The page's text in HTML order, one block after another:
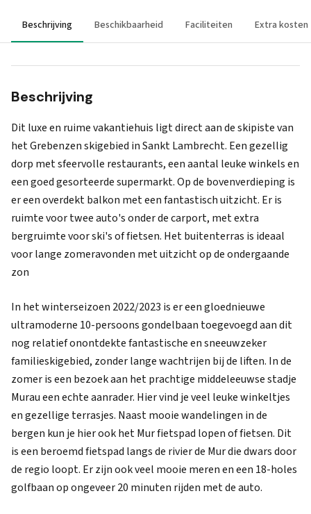
Beschrijving Beschikbaarheid Faciliteiten Extra kosten
Beschrijving
Dit luxe en ruime vakantiehuis ligt direct aan de skipiste van
het Grebenzen skigebied in Sankt Lambrecht. Een gezellig
dorp met sfeervolle restaurants, een aantal leuke winkels en
een goed gesorteerde supermarkt. Op de bovenverdieping is
er een overdekt balkon met een fantastisch uitzicht. Er is
ruimte voor twee auto's onder de carport, met extra
bergruimte voor ski's of fietsen. Het buitenterras is ideaal
voor lange zomeravonden met uitzicht op de ondergaande
zon
In het winterseizoen 2022/2023 is er een gloednieuwe
ultramoderne 10-persoons gondelbaan toegevoegd aan dit
nog relatief onontdekte fantastische en sneeuwzeker
familieskigebied, zonder lange wachtrijen bij de liften. In de
zomer is een bezoek aan het prachtige middeleeuwse stadje
Murau een echte aanrader. Hier vind je veel leuke winkeltjes
en gezellige terrasjes. Naast mooie wandelingen in de
bergen kun je hier ook het Mur fietspad lopen of fietsen. Dit
is een beroemd fietspad langs de rivier de Mur die dwars door
de regio loopt. Er zijn ook veel mooie meren en een 18-holes
golfbaan op ongeveer 20 minuten rijden met de auto.